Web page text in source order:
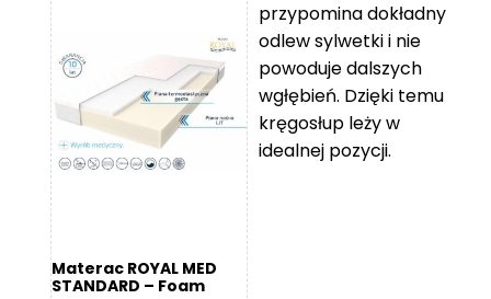
119 zł
do
11
670 zł
Materac ROYAL MED
STANDARD – Foam
przypomina dokładny
odlew sylwetki i nie
powoduje dalszych
wgłębień. Dzięki temu
kręgosłup leży w
idealnej pozycji.